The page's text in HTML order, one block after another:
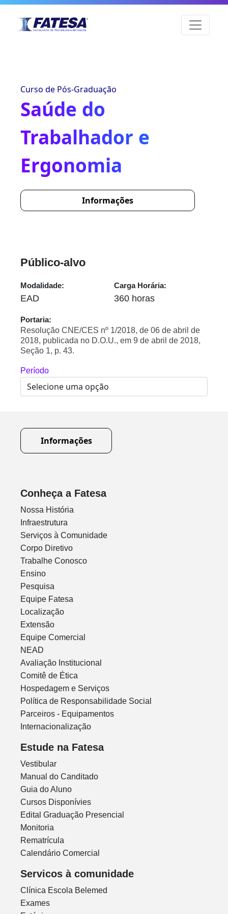
Curso de Pós-Graduação
Saúde do
Trabalhador e
Ergonomia
Informações
Público-alvo
Modalidade:
EAD
Carga Horária:
360 horas
Portaria:
Resolução CNE/CES nº 1/2018, de 06 de abril de
2018, publicada no D.O.U., em 9 de abril de 2018,
Seção 1, p. 43.
Período
Informações
Conheça a Fatesa
Nossa História
Infraestrutura
Serviços à Comunidade
Corpo Diretivo
Trabalhe Conosco
Ensino
Pesquisa
Equipe Fatesa
Localização
Extensão
Equipe Comercial
NEAD
Avaliação Institucional
Comitê de Ética
Hospedagem e Serviços
Política de Responsabilidade Social
Parceiros - Equipamentos
Internacionalização
Estude na Fatesa
Vestibular
Manual do Canditado
Guia do Aluno
Cursos Disponívies
Edital Graduação Presencial
Monitoria
Rematrícula
Calendário Comercial
Servicos à comunidade
Clínica Escola Belemed
Exames